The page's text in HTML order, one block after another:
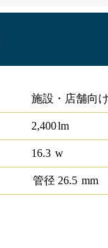
施設・店舗向
2,400lm
16.3 w
管径 26.5 mm